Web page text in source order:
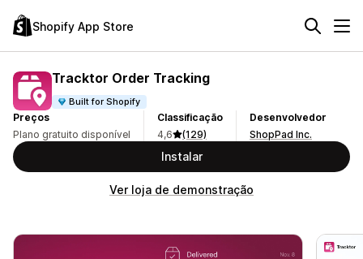
Shopify App Store
Tracktor Order Tracking
Built for Shopify
Preços
Plano gratuito disponível
Classificação
4,6
(129)
Desenvolvedor
ShopPad Inc.
Instalar
Ver loja de demonstração